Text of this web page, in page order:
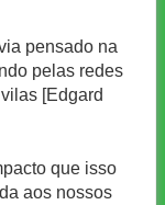
pensado na
pelas redes
[Edgard
que isso
aos nossos